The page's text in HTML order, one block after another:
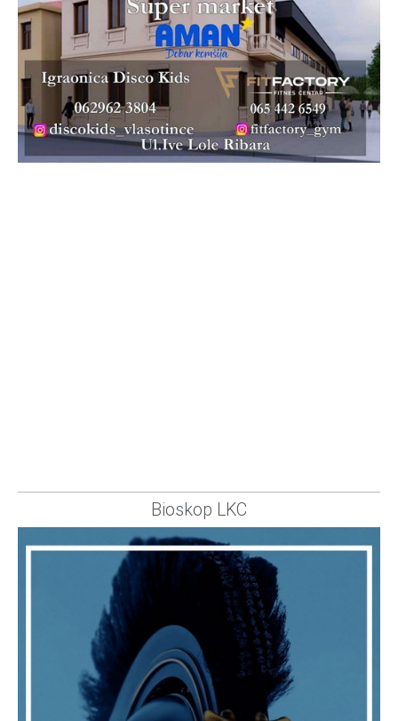
Bioskop LKC